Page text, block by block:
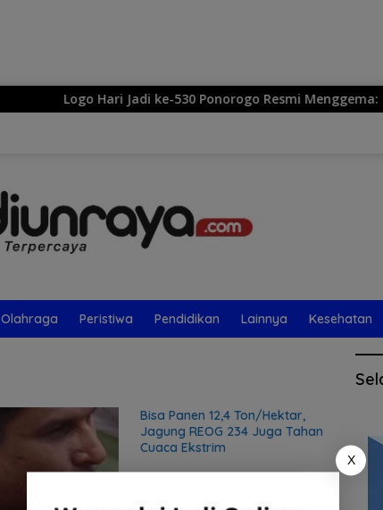
Logo Hari Jadi ke-530 Ponorogo Resmi Menggema:
Olahraga Peristiwa Pendidikan Lainnya Kesehatan
Bisa Panen 12,4 Ton/Hektar,
Jagung REOG 234 Juga Tahan
Cuaca Ekstrim
X